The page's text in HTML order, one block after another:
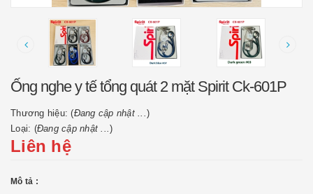
Ống nghe y tế tổng quát 2 mặt Spirit Ck-601P
Thương hiệu: (Đang cập nhật ...)
Loại: (Đang cập nhật ...)
Liên hệ
Mô tả :